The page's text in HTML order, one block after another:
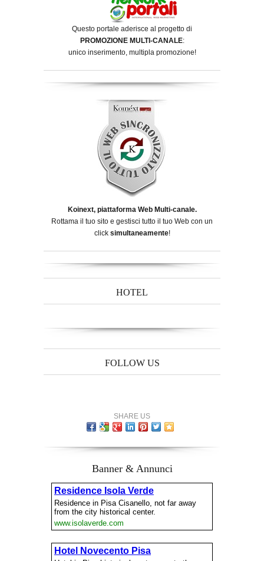
Questo portale aderisce al progetto di
PROMOZIONE MULTI-CANALE:
unico inserimento, multipla promozione!
Koinext, piattaforma Web Multi-canale.
Rottama il tuo sito e gestisci tutto il tuo Web con un
click simultaneamente!
HOTEL
FOLLOW US
SHARE US
Banner & Annunci